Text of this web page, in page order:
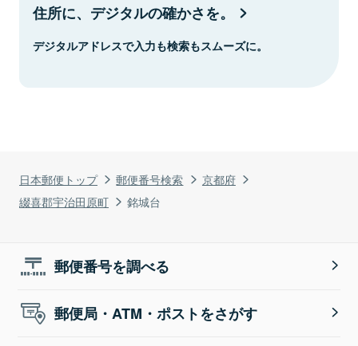
日本郵便トップ 郵便番号検索
京都府
綴喜郡宇治田原町
銘城台
住所に、デジタルの確かさを。
デジタルアドレスで入力も検索もスムーズに。
郵便番号を調べる
郵便局・ATM・ポストをさがす